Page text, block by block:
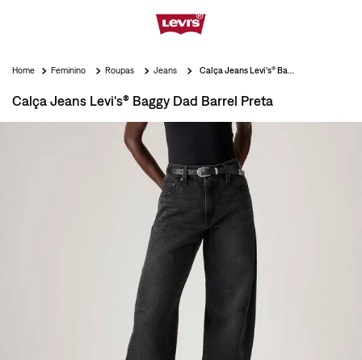
Feminino Roupas Jeans
Calça Jeans Levi's® Baggy Dad Barrel Preta